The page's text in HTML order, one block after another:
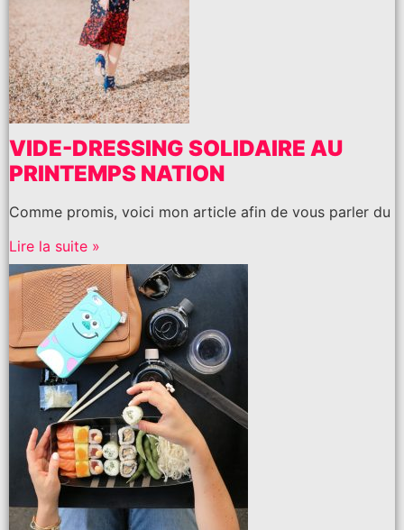
VIDE-DRESSING SOLIDAIRE AU
PRINTEMPS NATION
Comme promis, voici mon article afin de vous parler du
Lire la suite »